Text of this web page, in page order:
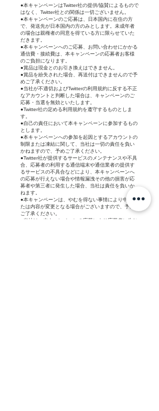
●本キャンペーンはTwitter社の提供/協賛によるもので
はなく、Twitter社との関係は一切ございません。
●本キャンペーンのご応募は、日本国内に在住の方
で、発送先が日本国内の方のみとします。未成年者
の場合は親権者の同意を得ている方に限らせていた
だきます。
●本キャンペーンへのご応募、お問い合わせにかかる
通信費・接続費は、本キャンペーンの応募者お客様
のご負担になります。
●賞品は現金とのお引き換えはできません。
●賞品を紛失された場合、再送付はできませんので予
めご了承ください。
●当社が不適切およびTwitterの利用規約に反する不正
なアカウントと判断した場合は、キャンペーンのご
応募・当選を無効といたします。
●Twitter社の定める利用規約を遵守するものとしま
す。
●自己の責任において本キャンペーンに参加するもの
とします。
​●本キャンペーンへの参加を起因とするアカウントの
制限または凍結に関して、当社は一切の責任を負い
かねますので、予めご了承ください。
●Twitter社が提供するサービスのメンテナンスや不具
合、応募者の利用する通信端末や通信業者の提供す
るサービスの不具合などにより、本キャンペーンへ
の応募が行えない場合や情報漏洩その他の損害が応
募者や第三者に発生した場合、当社は責任を負いか
ねます。
●本キャンペーンは、やむを得ない事情により中止ま
たは内容が変更となる場合がございますので、予め
ご了承ください。
●当社は、本キャンペーンの応募により応募者に生じ